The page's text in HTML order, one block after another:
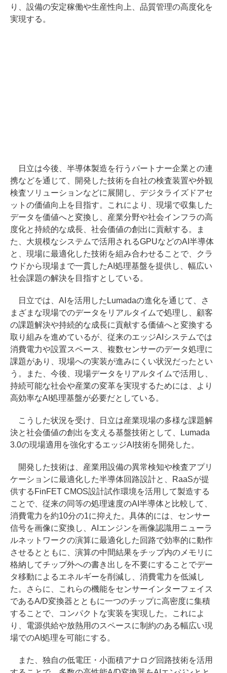
り、設備の安定稼働や生産性向上、品質管理の高度化を
実現する。
日立は今後、半導体製造を行うパートナー企業との連
携などを通じて、開発した技術を自社の検査装置や外観
検査ソリューションなどに展開し、デジタライズドアセ
ットの価値向上を目指す。これにより、現場で収集した
データを価値へと変換し、産業分野や社会インフラの高
度化と持続的な成長、社会価値の創出に貢献する。ま
た、大規模なシステムで活用されるGPUなどのAI半導体
と、現場に最適化した技術を組み合わせることで、クラ
ウドから現場まで一貫したAI処理基盤を提供し、幅広い
社会課題の解決を目指すとしている。
日立では、AIを活用したLumadaの進化を通じて、さ
まざまな現場でのデータをリアルタイムで処理し、顧客
の課題解決や持続的な成長に貢献する価値へと変換する
取り組みを進めているが、従来のエッジAIシステムでは
消費電力や設置スペース、複数センサーのデータ処理に
課題があり、現場への実装が進みにくい状況だったとい
う。また、今後、現場データをリアルタイムで活用し、
持続可能な社会や産業の変革を実現するためには、より
高効率なAI処理基盤が必要だとしている。
こうした状況を受け、日立は産業現場の多様な課題解
決と社会価値の創出を支える基盤技術として、Lumada
3.0の現場適用を強化するエッジAI技術を開発した。
開発した技術は、産業用設備の異常検知や検査アプリ
ケーションに最適化した半導体回路設計と、RaaSが提
供するFinFET CMOS設計試作環境を活用して製造する
ことで、従来の同等の処理速度のAI半導体と比較して、
消費電力を約10分の1に抑えた。具体的には、センサー
信号を画像に変換し、AIエンジンを画像認識用ニューラ
ルネットワークの演算に最適化した回路で効率的に動作
させるとともに、演算の中間結果をチップ内のメモリに
格納してチップ外への書き出しを不要にすることでデー
タ移動によるエネルギーを削減し、消費電力を低減し
た。さらに、これらの機能をセンサーインターフェイス
であるA/D変換器とともに一つのチップに高密度に集積
することで、コンパクトな実装を実現した。これによ
り、電源供給や放熱用のスペースに制約のある幅広い現
場でのAI処理を可能にする。
また、独自の低電圧・小面積アナログ回路技術を活用